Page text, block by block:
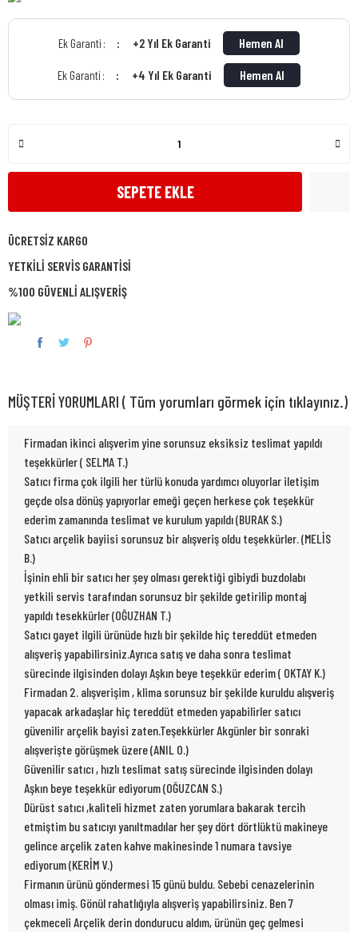
Ek Garanti : +2 Yıl Ek Garanti Hemen Al
Ek Garanti : +4 Yıl Ek Garanti Hemen Al
SEPETE EKLE
ÜCRETSİZ KARGO
YETKİLİ SERVİS GARANTİSİ
%100 GÜVENLİ ALIŞVERİŞ
MÜŞTERİ YORUMLARI ( Tüm yorumları görmek için tıklayınız.)
Firmadan ikinci alışverim yine sorunsuz eksiksiz teslimat yapıldı
teşekkürler ( SELMA T.)
Satıcı firma çok ilgili her türlü konuda yardımcı oluyorlar iletişim
geçde olsa dönüş yapıyorlar emeği geçen herkese çok teşekkür
ederim zamanında teslimat ve kurulum yapıldı (BURAK S.)
Satıcı arçelik bayiisi sorunsuz bir alışveriş oldu teşekkürler. (MELİS
B.)
İşinin ehli bir satıcı her şey olması gerektiği gibiydi buzdolabı
yetkili servis tarafından sorunsuz bir şekilde getirilip montaj
yapıldı tesekkürler (OĞUZHAN T.)
Satıcı gayet ilgili ürünüde hızlı bir şekilde hiç tereddüt etmeden
alışveriş yapabilirsiniz.Ayrıca satış ve daha sonra teslimat
sürecinde ilgisinden dolayı Aşkın beye teşekkür ederim ( OKTAY K.)
Firmadan 2. alışverişim , klima sorunsuz bir şekilde kuruldu alışveriş
yapacak arkadaşlar hiç tereddüt etmeden yapabilirler satıcı
güvenilir arçelik bayisi zaten.Teşekkürler Akgünler bir sonraki
alışverişte görüşmek üzere (ANIL O.)
Güvenilir satıcı , hızlı teslimat satış sürecinde ilgisinden dolayı
Aşkın beye teşekkür ediyorum (OĞUZCAN S.)
Dürüst satıcı ,kaliteli hizmet zaten yorumlara bakarak tercih
etmiştim bu satıcıyı yanıltmadılar her şey dört dörtlüktü makineye
gelince arçelik zaten kahve makinesinde 1 numara tavsiye
ediyorum (KERİM V.)
Firmanın ürünü göndermesi 15 günü buldu. Sebebi cenazelerinin
olması imiş. Gönül rahatlığıyla alışveriş yapabilirsiniz. Ben 7
çekmeceli Arçelik derin dondurucu aldım, ürünün geç gelmesi